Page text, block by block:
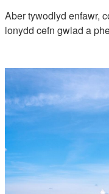
Aber tywodlyd enfawr,
lonydd cefn gwlad a